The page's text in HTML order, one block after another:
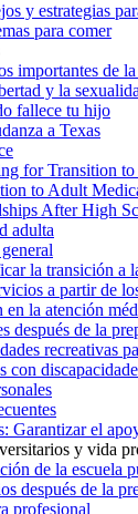
y estrategias
para comer
importantes de
y la
fallece tu hijo
a Texas
for Transition
to Adult
After High
adulta
la transición a
a partir de
en la atención
después de la
recreativas
con
Garantizar el
y vida
de la escuela
después de la
profesional